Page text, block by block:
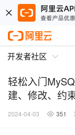
开发者社区
轻松入门
建、修改、约
2024-04-03 351